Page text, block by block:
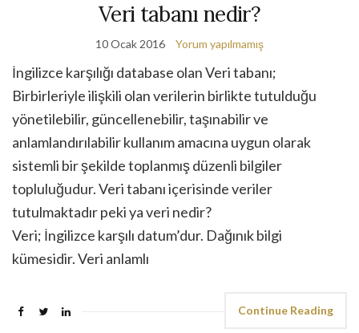
Veri tabanı nedir?
10 Ocak 2016 Yorum yapılmamış
İngilizce karşılığı database olan Veri tabanı;
Birbirleriyle ilişkili olan verilerin birlikte tutulduğu
yönetilebilir, güncellenebilir, taşınabilir ve
anlamlandırılabilir kullanım amacına uygun olarak
sistemli bir şekilde toplanmış düzenli bilgiler
topluluğudur. Veri tabanı içerisinde veriler
tutulmaktadır peki ya veri nedir?
Veri; İngilizce karşılı datum’dur. Dağınık bilgi
kümesidir. Veri anlamlı
Continue Reading